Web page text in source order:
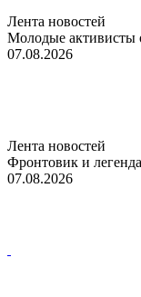
Лента новостей
Молодые активисты
07.08.2026
Лента новостей
Фронтовик и
07.08.2026